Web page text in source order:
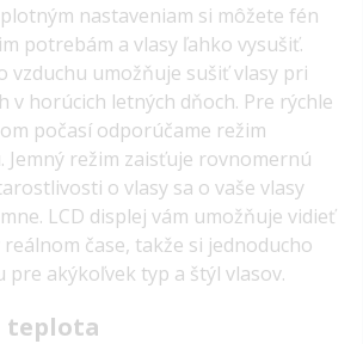
nastaveniam si môžete fén
potrebám a vlasy ľahko vysušiť.
vzduchu umožňuje sušiť vlasy pri
v horúcich letných dňoch. Pre rýchle
počasí odporúčame režim
Jemný režim zaisťuje rovnomernú
o vlasy sa o vaše vlasy
LCD displej vám umožňuje vidieť
čase, takže si jednoducho
akýkoľvek typ a štýl vlasov.
teplota